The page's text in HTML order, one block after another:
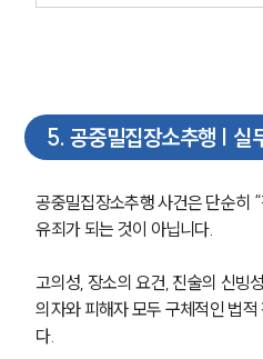
소식/
언론
공지
법률
법률서
세미
5. 공중밀집장소추행 | 실
공중밀집장소추행 사건은 단순히
유죄가 되는 것이 아닙니다.
고의성, 장소의 요건, 진술의 신빙
의자와 피해자 모두 구체적인 법
다.